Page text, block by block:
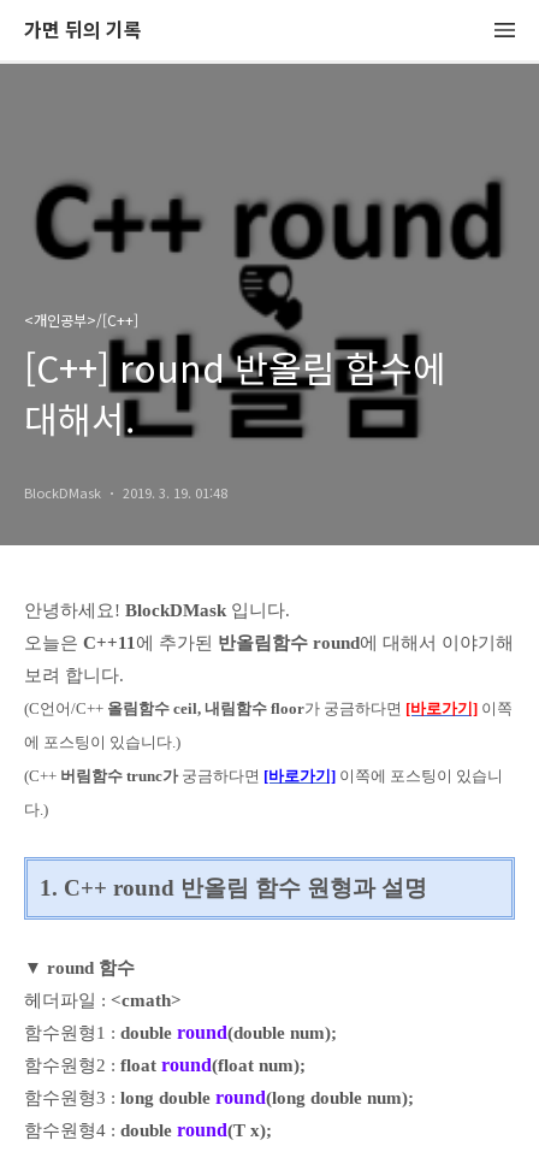
가면 뒤의 기록
<개인공부>/[C++]
[C++] round 반올림 함수에
대해서.
BlockDMask 2019. 3. 19. 01:48
안녕하세요! BlockDMask 입니다.
오늘은 C++11 에 추가된 반올림함수 round에 대해서 이야기해
보려 합니다.
(C언어/C++ 올림함수 ceil, 내림함수 floor가 궁금하다면 [바로가기] 이쪽
에 포스팅이 있습니다.)
(C++ 버림함수 trunc가궁금하다면 [바로가기] 이쪽에 포스팅이 있습니
다.)
1. C++ round 반올림 함수 원 형과 설명
▼ round 함수
헤더파일 : <cmath>
함수원형1 : double round(double num);
함수원형2 : float round(float num);
함수원형3 : long double round(long double num);
함수원형4 : double round(T x);